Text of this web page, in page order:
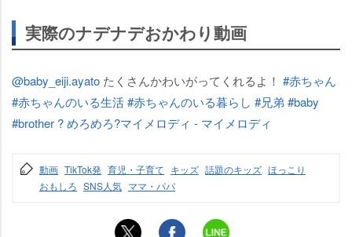
実際のナデナデおかわり動画
@baby_eiji.ayato たくさんかわいがってくれるよ！ #赤ちゃん
#赤ちゃんのいる生活#赤ちゃんのいる暮らし #兄弟 #baby
#brother ? めろめろ?マイメロディ - マイメロディ
動画 TikTok発 育児・子育て キッズ 話題のキッズ ほっこり
おもしろ SNS人気 ママ・パパ